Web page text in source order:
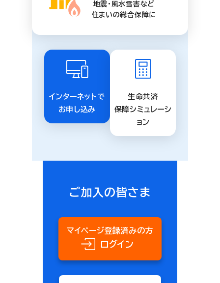
地震・風水雪害など
住まいの総合保障に
インターネットで
お申し込み
生命共済
保障シミュレーシ
ョン
ご加入の皆さま
マイページ登録済みの方
ログイン